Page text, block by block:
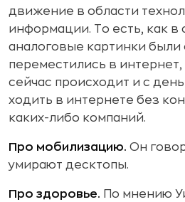
движение в области
информации. То есть, как в
аналоговые картинки
переместились в
сейчас происходит и с
ходить в интернете без
каких-либо компаний.
Про мобилизацию. Он
умирают десктопы.
Про здоровье. По мнению